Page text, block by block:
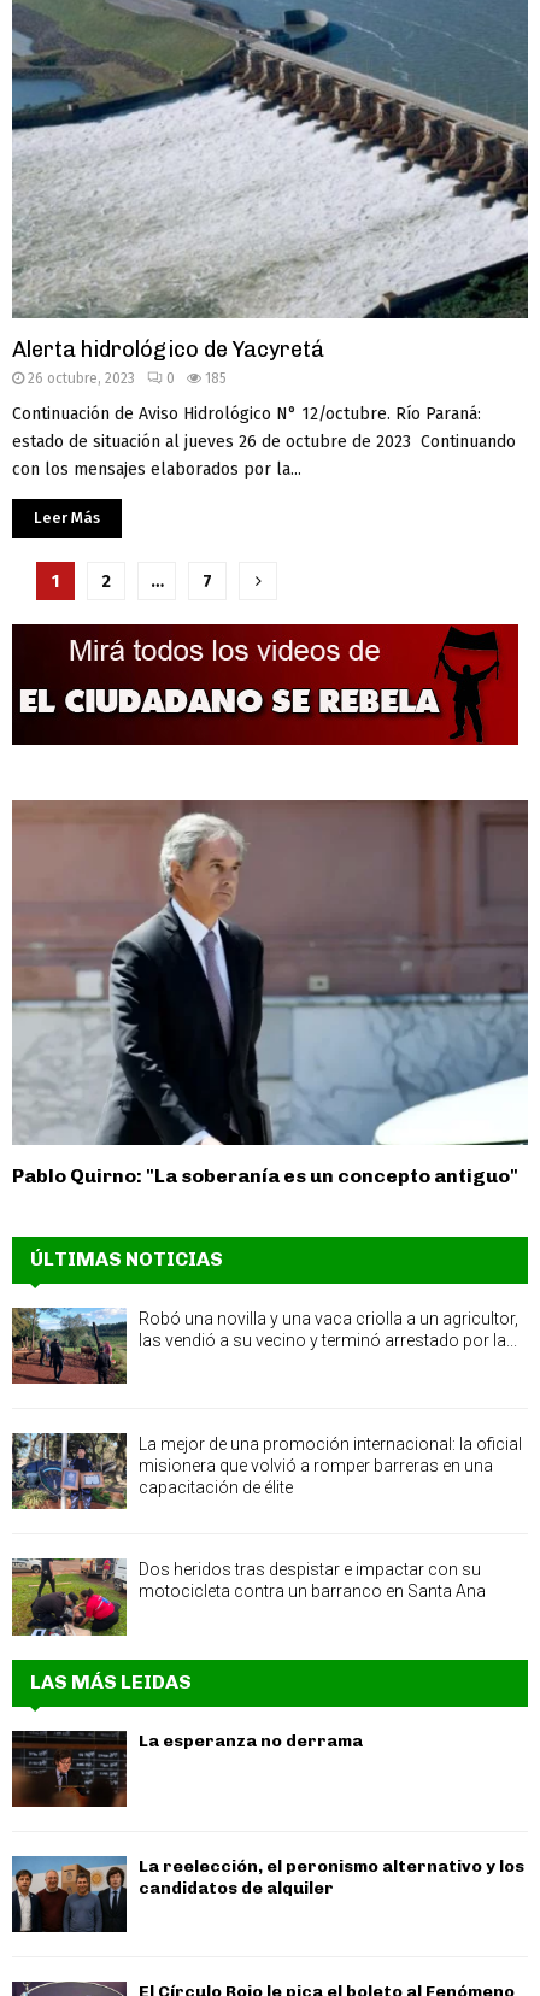
Alerta hidrológico de Yacyretá
26 octubre, 2023 0 185
Continuación de Aviso Hidrológico N° 12/octubre. Río Paraná:
estado de situación al jueves 26 de octubre de 2023 Continuando
con los mensajes elaborados por la...
Leer Más
Paginación
de
entradas
1 2 … 7
Pablo Quirno: "La soberanía es un concepto antiguo"
ÚLTIMAS NOTICIAS
Robó una novilla y una vaca criolla a un agricultor,
las vendió a su vecino y terminó arrestado por la...
La mejor de una promoción internacional: la oficial
misionera que volvió a romper barreras en una
capacitación de élite
Dos heridos tras despistar e impactar con su
motocicleta contra un barranco en Santa Ana
LAS MÁS LEIDAS
La esperanza no derrama
La reelección, el peronismo alternativo y los
candidatos de alquiler